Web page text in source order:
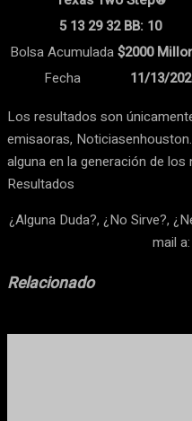
5 13 29 32 BB: 10
Bolsa Acumulada$2000
Fecha
11/13/
Los resultados son
emisaoras,
alguna en la generación de
Resultados
¿Alguna Duda?, ¿No Sirve?,
mail a:
Relacionado